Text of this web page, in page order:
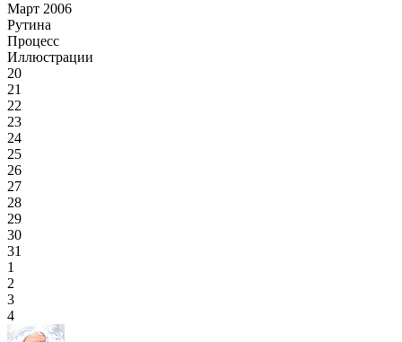
Март 2006
Рутина
Процесс
Иллюстрации
20
21
22
23
24
25
26
27
28
29
30
31
1
2
3
4